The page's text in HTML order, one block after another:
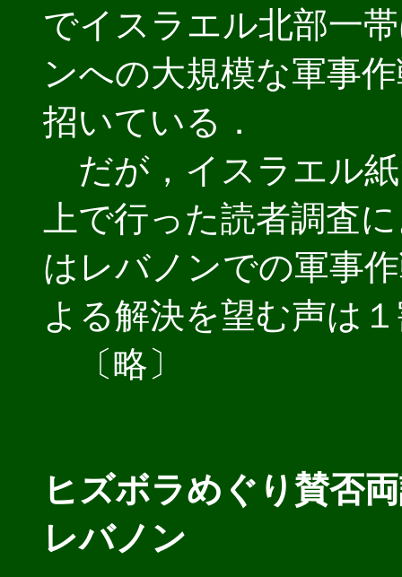
でイスラエル北部一
ンへの大規模な軍事
招いている．
だが，イスラエル
上で行った読者調査
はレバノンでの軍事
よる解決を望む声は
〔略〕
ヒズボラめぐり賛否
レバノン